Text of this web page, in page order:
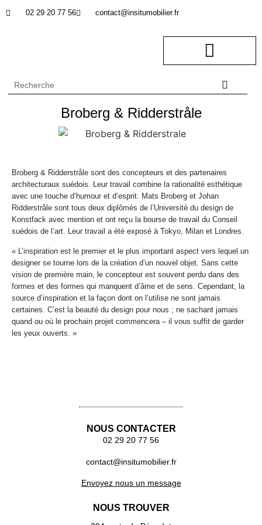
02 29 20 77 56 contact@insitumobilier.fr
Broberg & Ridderstråle
Broberg & Ridderstråle sont des concepteurs et des partenaires
architecturaux suédois. Leur travail combine la rationalité esthétique
avec une touche d’humour et d’esprit. Mats Broberg et Johan
Ridderstråle sont tous deux diplômés de l’Université du design de
Konstfack avec mention et ont reçu la bourse de travail du Conseil
suédois de l’art. Leur travail a été exposé à Tokyo, Milan et Londres.
« L’inspiration est le premier et le plus important aspect vers lequel un
designer se tourne lors de la création d’un nouvel objet. Sans cette
vision de première main, le concepteur est souvent perdu dans des
formes et des formes qui manquent d’âme et de sens. Cependant, la
source d’inspiration et la façon dont on l’utilise ne sont jamais
certaines. C’est la beauté du design pour nous ; ne sachant jamais
quand ou où le prochain projet commencera – il vous suffit de garder
les yeux ouverts. »
NOUS CONTACTER
02 29 20 77 56
contact@insitumobilier.fr
Envoyez nous un message
NOUS TROUVER